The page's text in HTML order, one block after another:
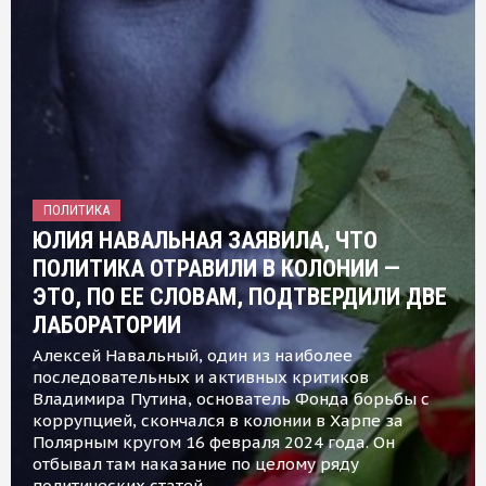
ПОЛИТИКА
ЮЛИЯ НАВАЛЬНАЯ ЗАЯВИЛА, ЧТО
ПОЛИТИКА ОТРАВИЛИ В КОЛОНИИ —
ЭТО, ПО ЕЕ СЛОВАМ, ПОДТВЕРДИЛИ ДВЕ
ЛАБОРАТОРИИ
Алексей Навальный, один из наиболее
последовательных и активных критиков
Владимира Путина, основатель Фонда борьбы с
коррупцией, скончался в колонии в Харпе за
Полярным кругом 16 февраля 2024 года. Он
отбывал там наказание по целому ряду